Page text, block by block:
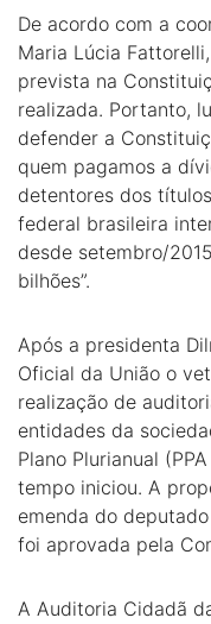
De acordo com a
Maria Lúcia
prevista na
realizada. Portanto,
defender a
quem pagamos a
detentores dos
federal brasileira
desde setembro/
bilhões”.
Após a presidenta
Oficial da União o
realização de
entidades da
Plano Plurianual
tempo iniciou. A
emenda do
foi aprovada pela
A Auditoria Cidadã